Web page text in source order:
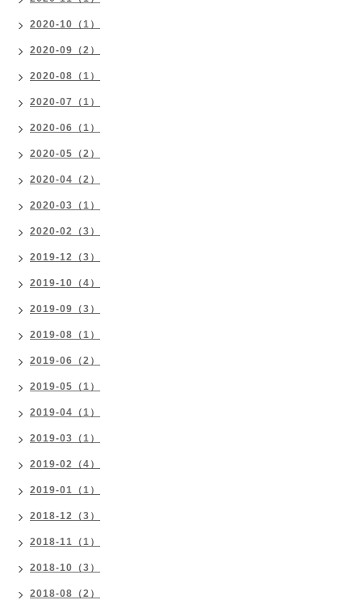
2020-10（1）
2020-09（2）
2020-08（1）
2020-07（1）
2020-06（1）
2020-05（2）
2020-04（2）
2020-03（1）
2020-02（3）
2019-12（3）
2019-10（4）
2019-09（3）
2019-08（1）
2019-06（2）
2019-05（1）
2019-04（1）
2019-03（1）
2019-02（4）
2019-01（1）
2018-12（3）
2018-11（1）
2018-10（3）
2018-08（2）